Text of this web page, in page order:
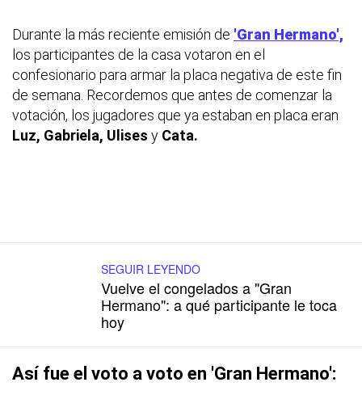
Durante la más reciente emisión de 'Gran Hermano',
los participantes de la casa votaron en el
confesionario para armar la placa negativa de este fin
de semana. Recordemos que antes de comenzar la
votación, los jugadores que ya estaban en placa eran
Luz, Gabriela, Ulises y Cata.
SEGUIR LEYENDO
Vuelve el congelados a "Gran
Hermano": a qué participante le toca
hoy
Así fue el voto a voto en 'Gran Hermano':